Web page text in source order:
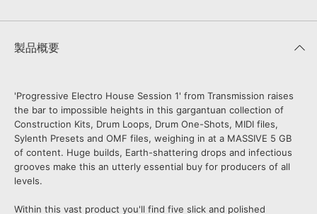
製品概要
'Progressive Electro House Session 1' from Transmission raises
the bar to impossible heights in this gargantuan collection of
Construction Kits, Drum Loops, Drum One-Shots, MIDI files,
Sylenth Presets and OMF files, weighing in at a MASSIVE 5 GB
of content. Huge builds, Earth-shattering drops and infectious
grooves make this an utterly essential buy for producers of all
levels.
Within this vast product you'll find five slick and polished